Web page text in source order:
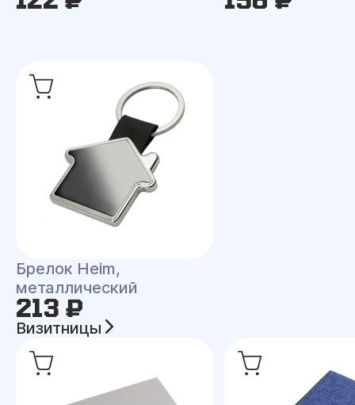
Брелок Heim,
металлический
213 ₽
Визитницы